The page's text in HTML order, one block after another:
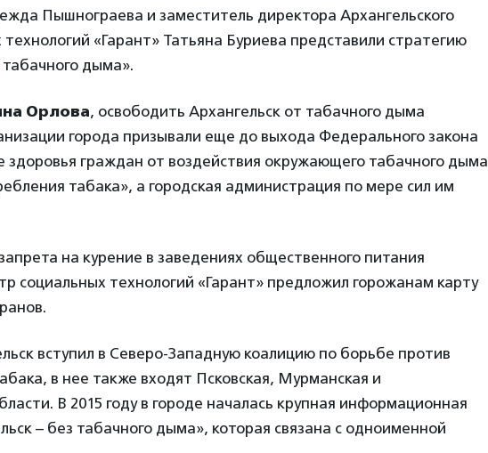
Пышнограева и заместитель директора Архангельского
«Гарант» Татьяна Буриева представили стратегию
табачного дыма».
Орлова, освободить Архангельск от табачного дыма
города призывали еще до выхода Федерального закона
граждан от воздействия окружающего табачного дыма
табака», а городская администрация по мере сил им
на курение в заведениях общественного питания
социальных технологий «Гарант» предложил горожанам карту
вступил в Северо-Западную коалицию по борьбе против
в нее также входят Псковская, Мурманская и
В 2015 году в городе началась крупная информационная
– без табачного дыма», которая связана с одноименной